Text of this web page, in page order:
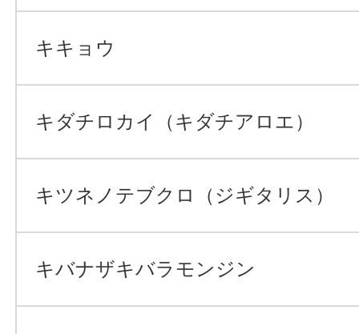
キキョウ
キダチロカイ（キダチアロエ）
キツネノテブクロ（ジギタリス）
キバナザキバラモンジン